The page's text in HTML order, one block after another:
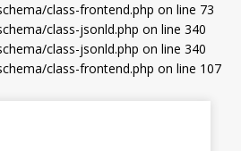
class-frontend.php on line 73
class-jsonld.php on line 340
class-jsonld.php on line 340
class-frontend.php on line 107